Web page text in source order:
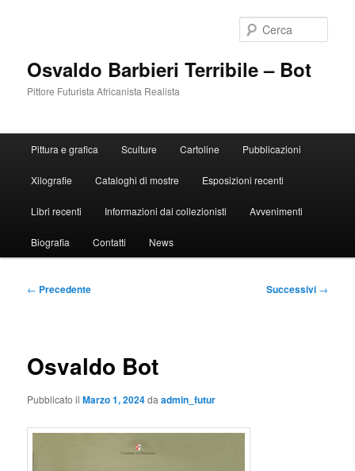
Osvaldo Barbieri Terribile – Bot
Pittore Futurista Africanista Realista
principale
Pittura e grafica Sculture Cartoline Pubblicazioni
Xilografie Cataloghi di mostre Esposizioni recenti
Libri recenti Informazioni dai collezionisti Avvenimenti
Biografia Contatti News
Navigazione
← Precedente Successivi →
Osvaldo Bot
Pubblicato ilMarzo 1, 2024daadmin_futur